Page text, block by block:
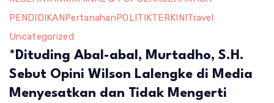
PENDIDIKAN Pertanahan POLITIKTERKINI Travel
Uncategorized
*Dituding Abal-abal, Murtadho, S.H.
Sebut Opini Wilson Lalengke di Media
Menyesatkan dan Tidak Mengerti